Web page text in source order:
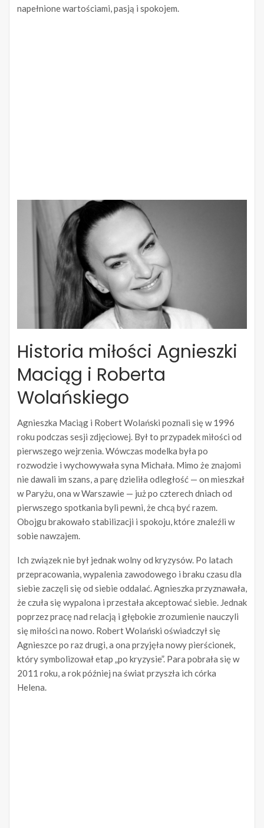
napełnione wartościami, pasją i spokojem.
Historia miłości Agnieszki
Maciąg i Roberta
Wolańskiego
Agnieszka Maciąg i Robert Wolański poznali się w 1996
roku podczas sesji zdjęciowej. Był to przypadek miłości od
pierwszego wejrzenia. Wówczas modelka była po
rozwodzie i wychowywała syna Michała. Mimo że znajomi
nie dawali im szans, a parę dzieliła odległość — on mieszkał
w Paryżu, ona w Warszawie — już po czterech dniach od
pierwszego spotkania byli pewni, że chcą być razem.
Obojgu brakowało stabilizacji i spokoju, które znaleźli w
sobie nawzajem.
Ich związek nie był jednak wolny od kryzysów. Po latach
przepracowania, wypalenia zawodowego i braku czasu dla
siebie zaczęli się od siebie oddalać. Agnieszka przyznawała,
że czuła się wypalona i przestała akceptować siebie. Jednak
poprzez pracę nad relacją i głębokie zrozumienie nauczyli
się miłości na nowo. Robert Wolański oświadczył się
Agnieszce po raz drugi, a ona przyjęła nowy pierścionek,
który symbolizował etap „po kryzysie”. Para pobrała się w
2011 roku, a rok później na świat przyszła ich córka
Helena.